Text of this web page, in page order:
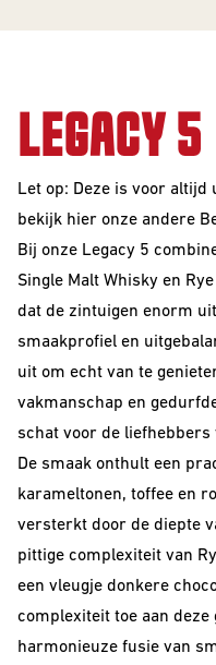
10 Years
BEER
STYLES
All Styles
Alcohol Vrij /
Arm
Barrel Aged
Donkere
Bieren
Sour
LEGACY 5
Let op: Deze is voor altijd
bekijk hier onze andere
Bij onze Legacy 5
Single Malt Whisky en
dat de zintuigen enorm
smaakprofiel en
uit om echt van te
vakmanschap en
schat voor de
De smaak onthult een
karameltonen, toffee en
versterkt door de diepte
pittige complexiteit van
een vleugje donkere
complexiteit toe aan
harmonieuze fusie van